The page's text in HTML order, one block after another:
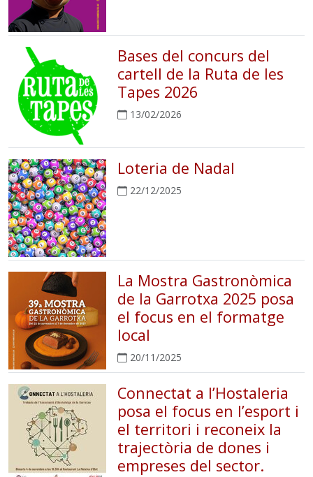
Bases del concurs del
cartell de la Ruta de les
Tapes 2026
13/02/2026
Loteria de Nadal
22/12/2025
La Mostra Gastronòmica
de la Garrotxa 2025 posa
el focus en el formatge
local
20/11/2025
Connectat a l’Hostaleria
posa el focus en l’esport i
el territori i reconeix la
trajectòria de dones i
empreses del sector.